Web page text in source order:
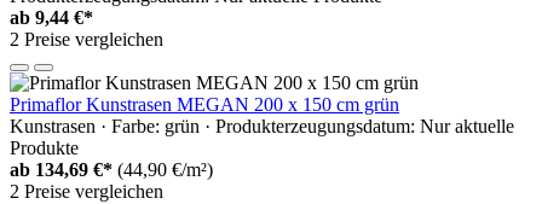
ab 9,44 €*
2 Preise vergleichen
Primaflor Kunstrasen MEGAN 200 x 150 cm grün
Kunstrasen · Farbe: grün · Produkterzeugungsdatum: Nur aktuelle
Produkte
ab 134,69 €* (44,90 €/m²)
2 Preise vergleichen